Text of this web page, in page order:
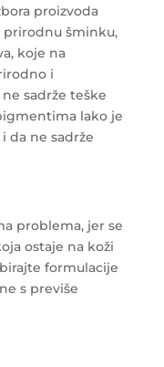
proizvoda
prirodnu šminku,
koje na
i
sadrže teške
lako je
da ne sadrže
problema, jer se
ostaje na koži
formulacije
s previše